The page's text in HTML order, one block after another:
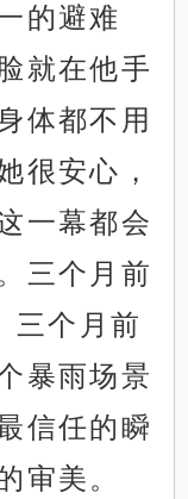
的避难
就在他手
体都不用
很安心，
一幕都会
三个月前
三个月前
暴雨场景
信任的瞬
审美。